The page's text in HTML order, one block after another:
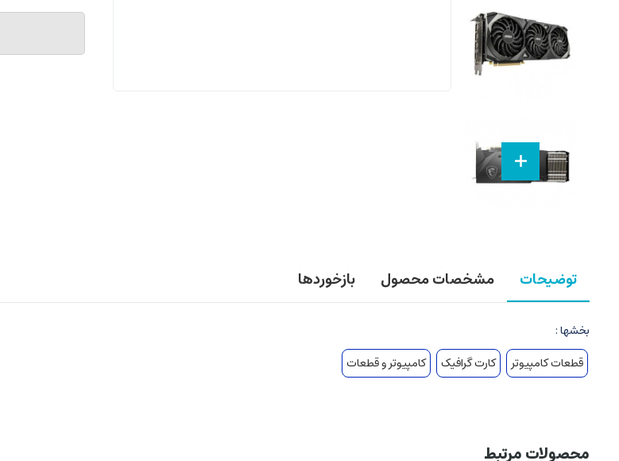
توضیحات مشخصات محصول بازخوردها
بخشها :
قطعات کامپیوتر
کارت گرافیک کامپیوتر و قطعات
محصولات مرتبط